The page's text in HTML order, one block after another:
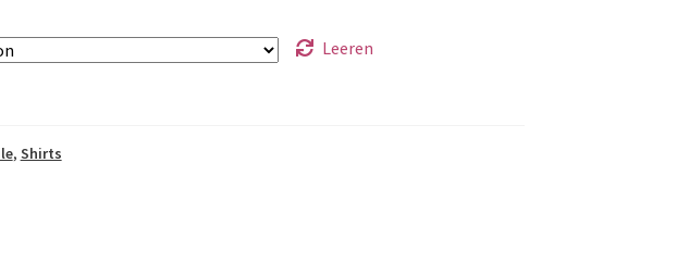
Leeren
, Shirts